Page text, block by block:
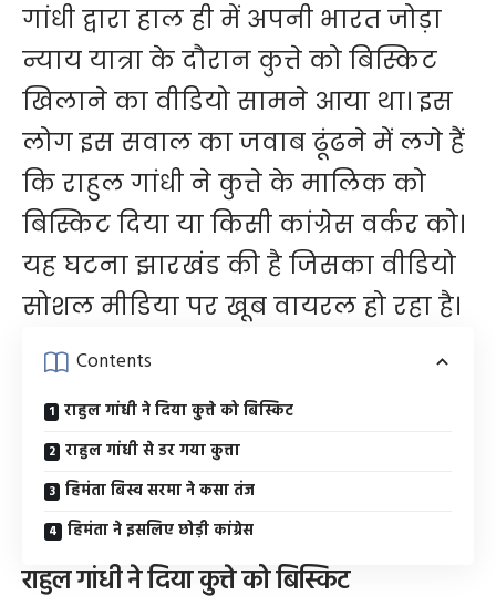
गांधी द्वारा हाल ही में अपनी भारत जोड़ा
न्याय यात्रा के दौरान कुत्ते को बिस्किट
खिलाने का वीडियो सामने आया था। इस
लोग इस सवाल का जवाब ढूंढने में लगे हैं
कि राहुल गांधी ने कुत्ते के मालिक को
बिस्किट दिया या किसी कांग्रेस वर्कर को।
यह घटना झारखंड की है जिसका वीडियो
सोशल मीडिया पर खूब वायरल हो रहा है।
Contents
राहुल गांधी ने दिया कुत्ते को बिस्किट
राहुल गांधी से डर गया कुत्ता
हिमंता बिस्व सरमा ने कसा तंज
हिमंता ने इसलिए छोड़ी कांग्रेस
राहुल गांधी ने दिया कुत्ते को बिस्किट